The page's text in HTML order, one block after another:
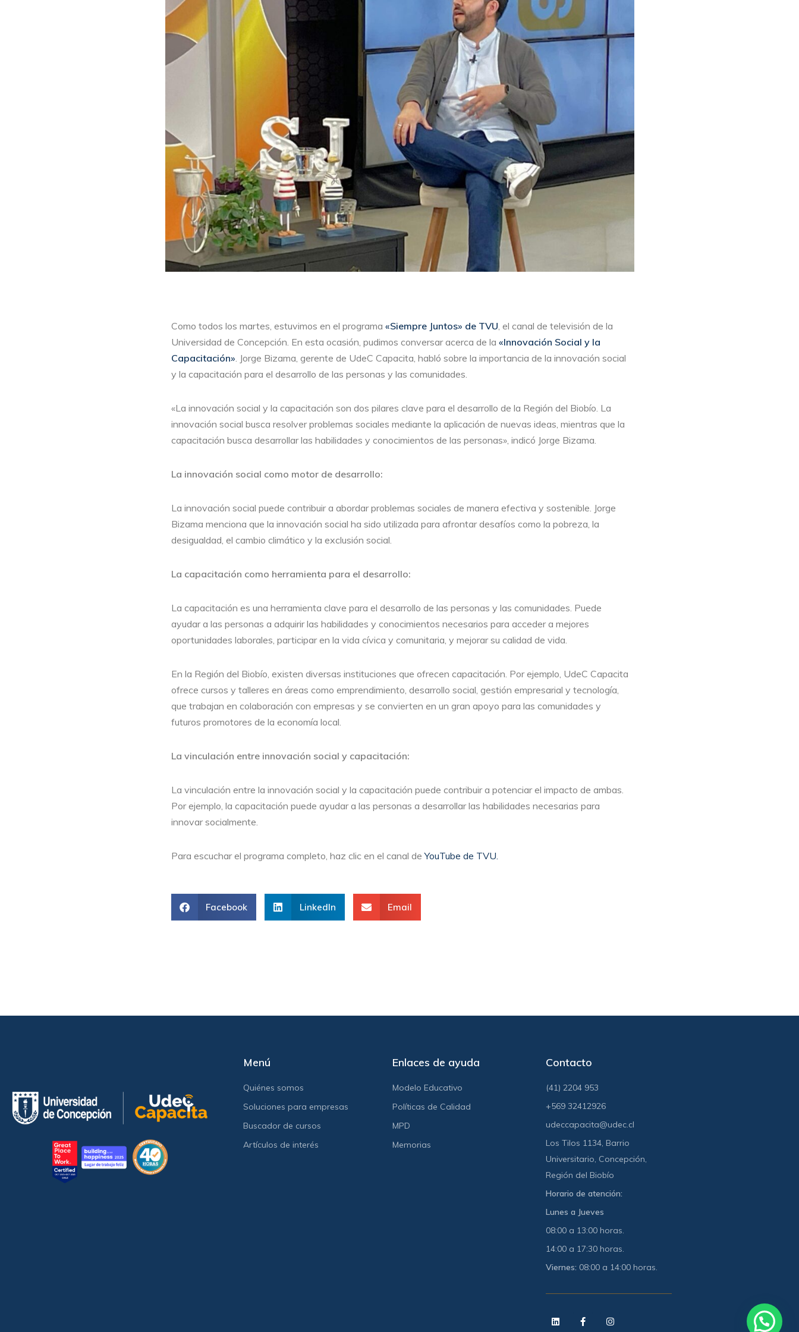
Como todos los martes, estuvimos en el programa «Siempre Juntos» de TVU, el canal de televisión de la
Universidad de Concepción. En esta ocasión, pudimos conversar acerca de la «Innovación Social y la
Capacitación». Jorge Bizama, gerente de UdeC Capacita, habló sobre la importancia de la innovación social
y la capacitación para el desarrollo de las personas y las comunidades.
«La innovación social y la capacitación son dos pilares clave para el desarrollo de la Región del Biobío. La
innovación social busca resolver problemas sociales mediante la aplicación de nuevas ideas, mientras que la
capacitación busca desarrollar las habilidades y conocimientos de las personas», indicó Jorge Bizama.
La innovación social como motor de desarrollo:
La innovación social puede contribuir a abordar problemas sociales de manera efectiva y sostenible. Jorge
Bizama menciona que la innovación social ha sido utilizada para afrontar desafíos como la pobreza, la
desigualdad, el cambio climático y la exclusión social.
La capacitación como herramienta para el desarrollo:
La capacitación es una herramienta clave para el desarrollo de las personas y las comunidades. Puede
ayudar a las personas a adquirir las habilidades y conocimientos necesarios para acceder a mejores
oportunidades laborales, participar en la vida cívica y comunitaria, y mejorar su calidad de vida.
En la Región del Biobío, existen diversas instituciones que ofrecen capacitación. Por ejemplo, UdeC Capacita
ofrece cursos y talleres en áreas como emprendimiento, desarrollo social, gestión empresarial y tecnología,
que trabajan en colaboración con empresas y se convierten en un gran apoyo para las comunidades y
futuros promotores de la economía local.
La vinculación entre innovación social y capacitación:
La vinculación entre la innovación social y la capacitación puede contribuir a potenciar el impacto de ambas.
Por ejemplo, la capacitación puede ayudar a las personas a desarrollar las habilidades necesarias para
innovar socialmente.
Para escuchar el programa completo, haz clic en el canal deYouTube de TVU.
Facebook LinkedIn Email
Menú
Quiénes somos
Soluciones para empresas
Buscador de cursos
Artículos de interés
Enlaces de ayuda
Modelo Educativo
Políticas de Calidad
MPD
Memorias
Contacto
(41) 2204 953
+569 32412926
udeccapacita@udec.cl
Los Tilos 1134, Barrio
Universitario, Concepción,
Región del Biobío
Horario de atención:
Lunes a Jueves
08:00 a 13:00 horas.
14:00 a 17:30 horas.
Viernes: 08:00 a 14:00 horas.